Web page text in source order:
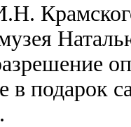
в подарок